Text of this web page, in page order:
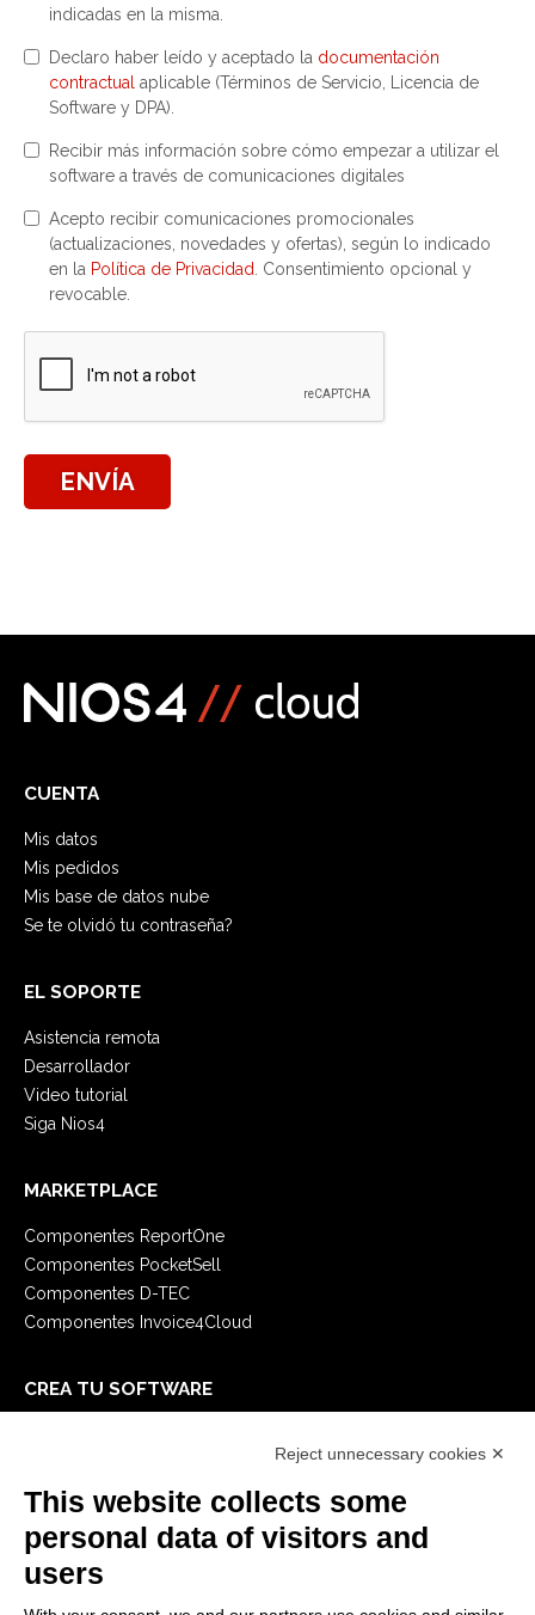
indicadas en la misma.
Declaro haber leído y aceptado la documentación
contractual aplicable (Términos de Servicio, Licencia de
Software y DPA).
Recibir más información sobre cómo empezar a utilizar el
software a través de comunicaciones digitales
Acepto recibir comunicaciones promocionales
(actualizaciones, novedades y ofertas), según lo indicado
en la Política de Privacidad
. Consentimiento opcional y
revocable.
ENVÍA
CUENTA
Mis datos
Mis pedidos
Mis base de datos nube
Se te olvidó tu contraseña?
EL SOPORTE
Asistencia remota
Desarrollador
Video tutorial
Siga Nios4
MARKETPLACE
Componentes ReportOne
Componentes PocketSell
Componentes D-TEC
Componentes Invoice4Cloud
CREA TU SOFTWARE
E-Book
LEGALES
Reject unnecessary cookies ✕
This website collects some
personal data of visitors and
users